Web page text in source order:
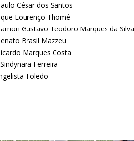
César dos Santos
Lourenço Thomé
Gustavo Teodoro Marques da Silva
Brasil Mazzeu
Marques Costa
Ferreira
Toledo